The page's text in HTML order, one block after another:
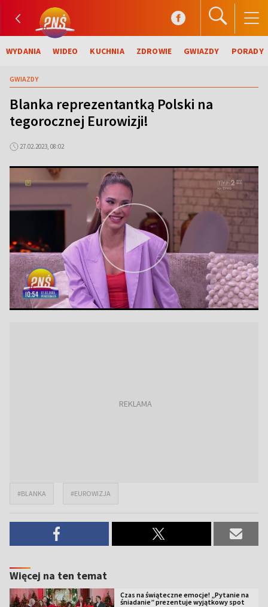
WYDANIA WIDEO KUCHNIA ZDROWIE GWIAZDY PORADY
GWIAZDY
Blanka reprezentantką Polski na
tegorocznej Eurowizji!
27.02.2023, 08:02
#BLANKA #EUROWIZJA
Więcej na ten temat
Czas na świąteczne emocje! „Pytanie na
śniadanie” prezentuje wyjątkowy spot